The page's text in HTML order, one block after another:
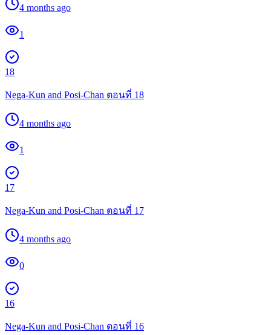
4 months ago
1
18
Nega-Kun and Posi-Chan ตอนที่ 18
4 months ago
1
17
Nega-Kun and Posi-Chan ตอนที่ 17
4 months ago
0
16
Nega-Kun and Posi-Chan ตอนที่ 16